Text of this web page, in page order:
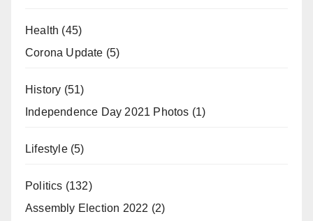
Health (45)
Corona Update (5)
History (51)
Independence Day 2021 Photos (1)
Lifestyle(5)
Politics (132)
Assembly Election 2022 (2)